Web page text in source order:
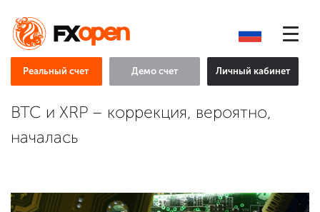
Реальный счет Демо счет Личный кабинет
BTC и XRP – коррекция, вероятно,
началась